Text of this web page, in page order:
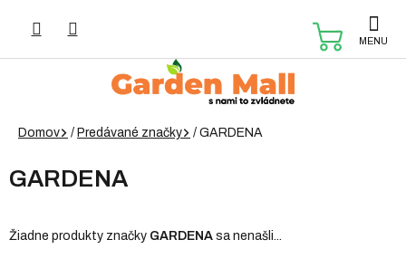
Domov / Predávané značky / GARDENA
GARDENA
Žiadne produkty značky GARDENA sa nenašli...